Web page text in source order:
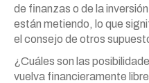
de finanzas o de la
están metiendo, lo que
el consejo de otros
¿Cuáles son las
vuelva financieramente